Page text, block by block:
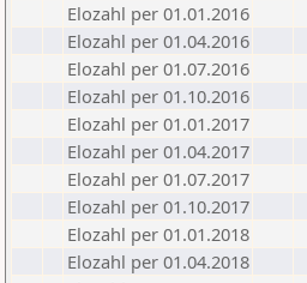
Elozahl per 01.01.2016
Elozahl per 01.04.2016
Elozahl per 01.07.2016
Elozahl per 01.10.2016
Elozahl per 01.01.2017
Elozahl per 01.04.2017
Elozahl per 01.07.2017
Elozahl per 01.10.2017
Elozahl per 01.01.2018
Elozahl per 01.04.2018